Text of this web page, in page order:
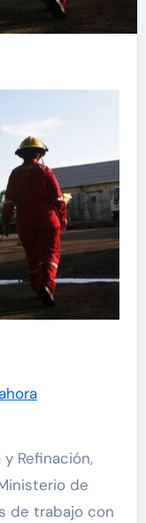
de
de trabajo con